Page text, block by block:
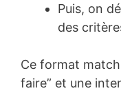
Puis, on
des
Ce format
faire” et une